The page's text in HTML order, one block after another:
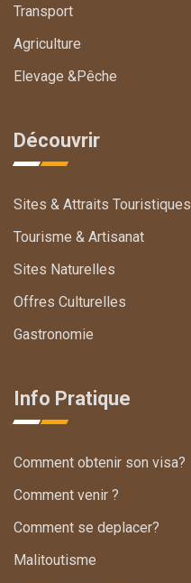
Transport
Agriculture
Elevage &Pêche
Découvrir
Sites & Attraits Touristiques
Tourisme & Artisanat
Sites Naturelles
Offres Culturelles
Gastronomie
Info Pratique
Comment obtenir son visa?
Comment venir ?
Comment se deplacer?
Malitoutisme